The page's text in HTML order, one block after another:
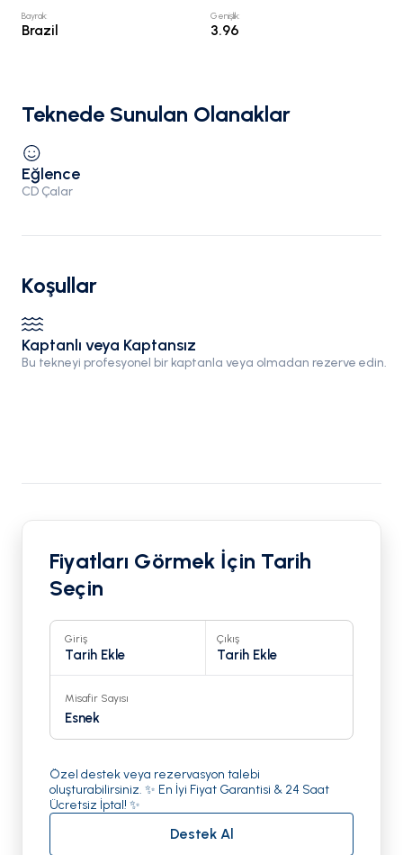
Bayrak:
Brazil
Genişlik:
3.96
Teknede Sunulan Olanaklar
Eğlence
CD Çalar
Koşullar
Kaptanlı veya Kaptansız
Bu tekneyi profesyonel bir kaptanla veya olmadan rezerve edin.
Fiyatları Görmek İçin Tarih
Seçin
Giriş
Tarih Ekle
Çıkış
Tarih Ekle
Misafir Sayısı
Esnek
Özel destek veya rezervasyon talebi
oluşturabilirsiniz. ✨ En İyi Fiyat Garantisi & 24 Saat
Ücretsiz İptal! ✨
Destek Al